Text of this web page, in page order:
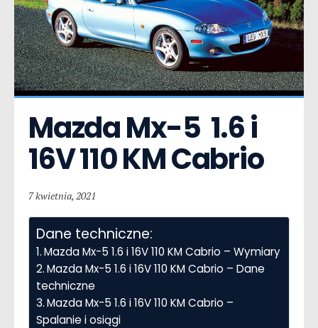
Mazda Mx-5  1.6 i
16V 110 KM Cabrio
7 kwietnia, 2021
Dane techniczne:
Mazda Mx-5 1.6 i 16V 110 KM Cabrio – Wymiary
Mazda Mx-5 1.6 i 16V 110 KM Cabrio – Dane
techniczne
Mazda Mx-5 1.6 i 16V 110 KM Cabrio –
Spalanie i osiągi